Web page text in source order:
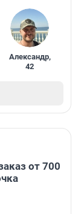
Александр,
42
от 700